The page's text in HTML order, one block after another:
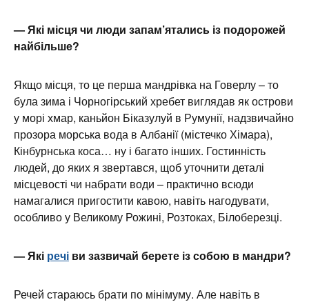
— Які місця чи люди запам’ятались із подорожей
найбільше?
Якщо місця, то це перша мандрівка на Говерлу – то
була зима і Чорногірський хребет виглядав як острови
у морі хмар, каньйон Біказулуй в Румунії, надзвичайно
прозора морська вода в Албанії (містечко Хімара),
Кінбурнська коса… ну і багато інших. Гостинність
людей, до яких я звертався, щоб уточнити деталі
місцевості чи набрати води – практично всюди
намагалися пригостити кавою, навіть нагодувати,
особливо у Великому Рожині, Розтоках, Білоберезці.
— Які речі ви зазвичай берете із собою в мандри?
Речей стараюсь брати по мінімуму. Але навіть в